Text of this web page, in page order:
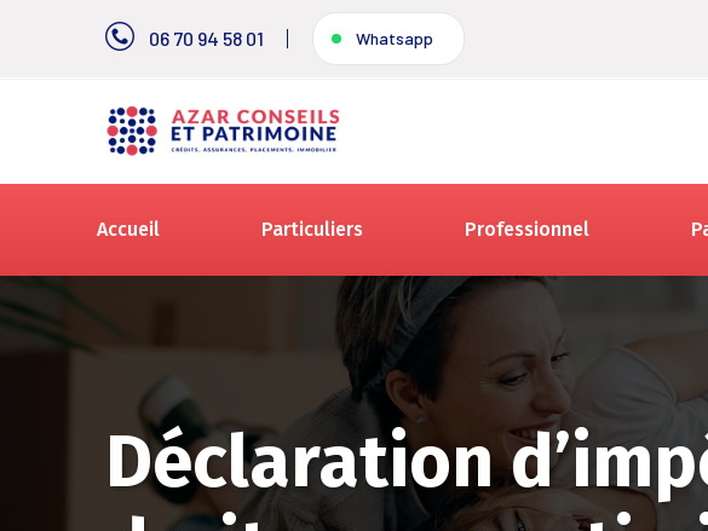
06 70 94 58 01 Whatsapp
Accueil Particuliers Professionnel
Déclaration